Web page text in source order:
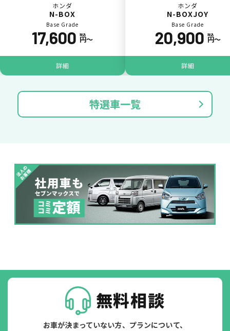
一括払いが可能
いままで難しかったカーリースの利用料金を
ポイントが貯まる
カーリース料金をカードで支払えるので、ポ
ホンダ
N-BOX
Base Grade
17,600 税込
円〜
詳細
ホンダ
N-BOXJOY
Base Grade
20,900 税込
円〜
詳細
特選車一覧
無料相談
お車が決まっていない方、プランについて、